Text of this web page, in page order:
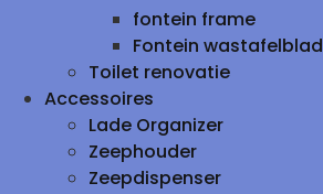
fontein frame
Fontein wastafelblad
Toilet renovatie
Accessoires
Lade Organizer
Zeephouder
Zeepdispenser